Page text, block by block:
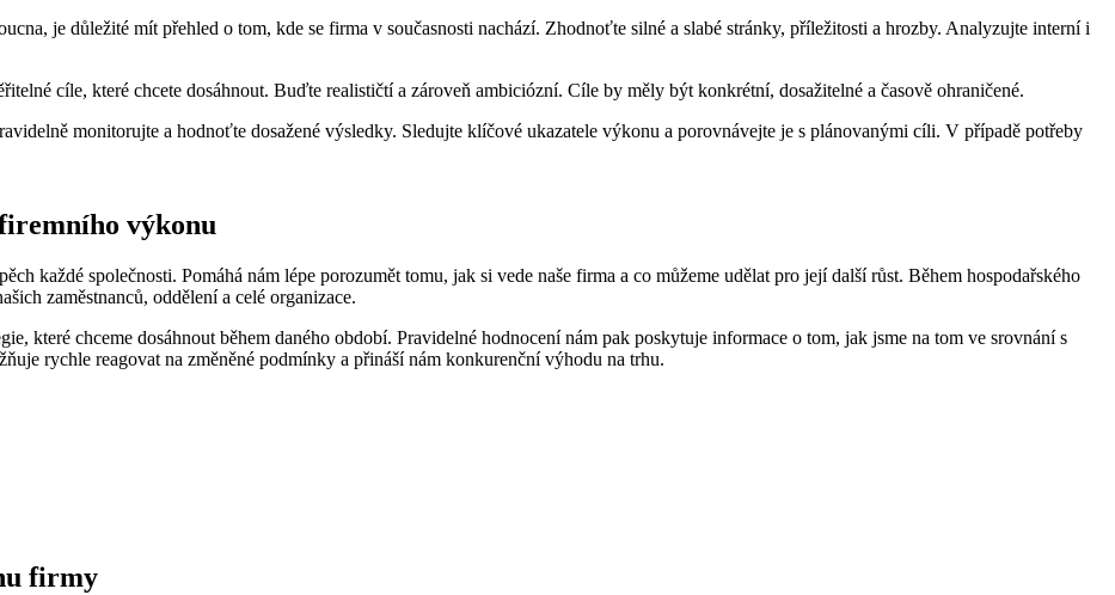
je důležité mít přehled o tom, kde se firma v současnosti nachází. Zhodnoťte silné a slabé stránky, příležitosti a hrozby. Analyzujte interní i
cíle, které chcete dosáhnout. Buďte realističtí a zároveň ambiciózní. Cíle by měly být konkrétní, dosažitelné a časově ohraničené.
monitorujte a hodnoťte dosažené výsledky. Sledujte klíčové ukazatele výkonu a porovnávejte je s plánovanými cíli. V případě potřeby
výkonu
každé společnosti. Pomáhá nám lépe porozumět tomu, jak si vede naše firma a co můžeme udělat pro její další růst. Během hospodařského
zaměstnanců, oddělení a celé organizace.
které chceme dosáhnout během daného období. Pravidelné hodnocení nám pak poskytuje informace o tom, jak jsme na tom ve srovnání s
rychle reagovat na změněné podmínky a přináší nám konkurenční výhodu na trhu.
firmy